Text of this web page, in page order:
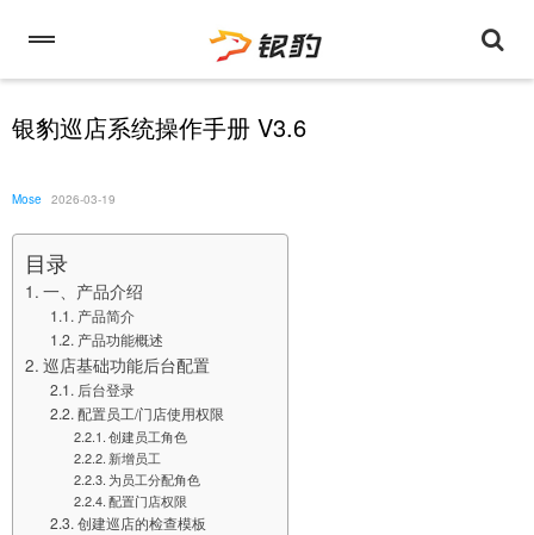
银豹巡店系统操作手册 V3.6
Mose 2026-03-19
目录
一、产品介绍
产品简介
产品功能概述
巡店基础功能后台配置
后台登录
配置员工/门店使用权限
创建员工角色
新增员工
为员工分配角色
配置门店权限
创建巡店的检查模板